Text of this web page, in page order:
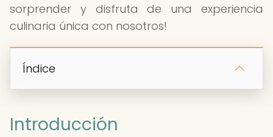
sorprender y disfruta de una experiencia
culinaria única con nosotros!
Índice
Introducción